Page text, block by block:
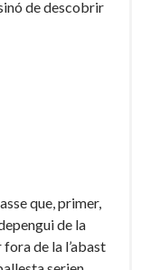
de descobrir
que, primer,
de la
de la l’abast